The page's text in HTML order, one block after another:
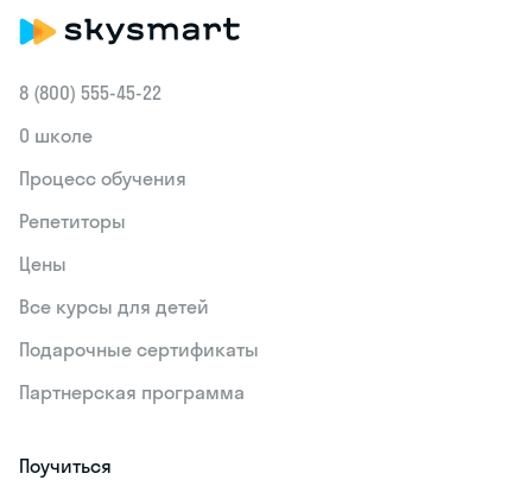
8 (800) 555‑45-22
О школе
Процесс обучения
Репетиторы
Цены
Все курсы для детей
Подарочные сертификаты
Партнерская программа
Поучиться